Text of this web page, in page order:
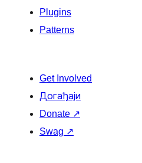
Plugins
Patterns
Get Involved
Догађаји
Donate ↗
Swag ↗